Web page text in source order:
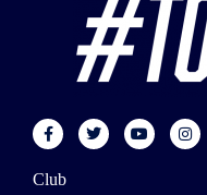
Club